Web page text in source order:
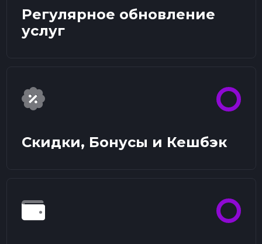
Регулярное обновление
услуг
Скидки, Бонусы и Кешбэк